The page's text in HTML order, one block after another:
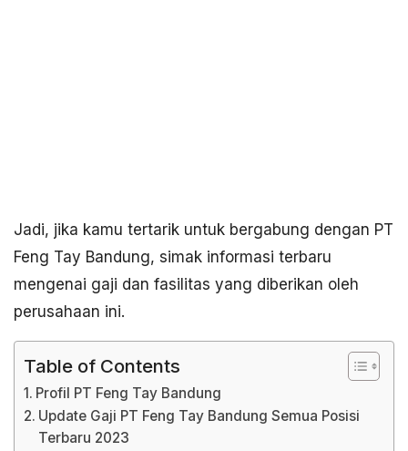
Jadi, jika kamu tertarik untuk bergabung dengan PT
Feng Tay Bandung, simak informasi terbaru
mengenai gaji dan fasilitas yang diberikan oleh
perusahaan ini.
Table of Contents
Profil PT Feng Tay Bandung
Update Gaji PT Feng Tay Bandung Semua Posisi
Terbaru 2023